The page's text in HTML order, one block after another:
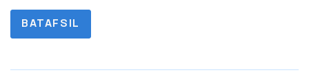
hayotidan ayrilgan
BATAFSIL